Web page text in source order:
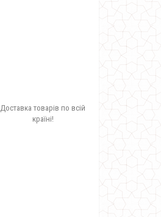
Доставка товарів по всій
країні!